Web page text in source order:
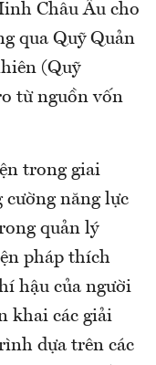
Châu Âu cho
qua Quỹ Quản
(Quỹ
từ nguồn vốn
trong giai
cường năng lực
quản lý
pháp thích
hậu của người
khai các giải
dựa trên các